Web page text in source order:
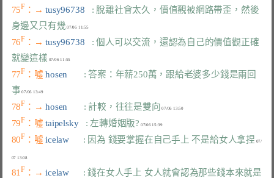
75F ：→ tusy96738 : 脫離社會太久，價值觀被網路帶歪，然後
身邊又只有幾
07/06 11:55
76F ：→ tusy96738 : 個人可以交流，還認為自己的價值觀正確
就變這樣
77F ：噓 hosen : 答案：年薪250萬，跟給老婆多少錢是兩回
事
07/06 13:49
78F ：→ hosen : 計較，往往是雙向 07/06 13:50
79F ：噓 taipelsky : 左轉婚姻版? 07/06 15:39
80F ：噓 icelaw : 因為 錢要掌握在自己手上 不是給女人拿捏 07/
07 13:08
81F ：→ icelaw : 錢在女人手上 女人就會認為那些錢本來就是